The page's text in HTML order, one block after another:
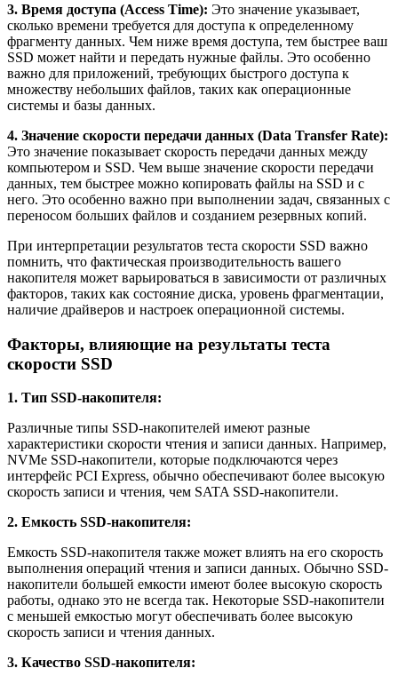
3. Время доступа (Access Time): Это значение указывает,
сколько времени требуется для доступа к определенному
фрагменту данных. Чем ниже время доступа, тем быстрее ваш
SSD может найти и передать нужные файлы. Это особенно
важно для приложений, требующих быстрого доступа к
множеству небольших файлов, таких как операционные
системы и базы данных.
4. Значение скорости передачи данных (Data Transfer Rate):
Это значение показывает скорость передачи данных между
компьютером и SSD. Чем выше значение скорости передачи
данных, тем быстрее можно копировать файлы на SSD и с
него. Это особенно важно при выполнении задач, связанных с
переносом больших файлов и созданием резервных копий.
При интерпретации результатов теста скорости SSD важно
помнить, что фактическая производительность вашего
накопителя может варьироваться в зависимости от различных
факторов, таких как состояние диска, уровень фрагментации,
наличие драйверов и настроек операционной системы.
Факторы, влияющие на результаты теста
скорости SSD
1. Тип SSD-накопителя:
Различные типы SSD-накопителей имеют разные
характеристики скорости чтения и записи данных. Например,
NVMe SSD-накопители, которые подключаются через
интерфейс PCI Express, обычно обеспечивают более высокую
скорость записи и чтения, чем SATA SSD-накопители.
2. Емкость SSD-накопителя:
Емкость SSD-накопителя также может влиять на его скорость
выполнения операций чтения и записи данных. Обычно SSD-
накопители большей емкости имеют более высокую скорость
работы, однако это не всегда так. Некоторые SSD-накопители
с меньшей емкостью могут обеспечивать более высокую
скорость записи и чтения данных.
3. Качество SSD-накопителя: